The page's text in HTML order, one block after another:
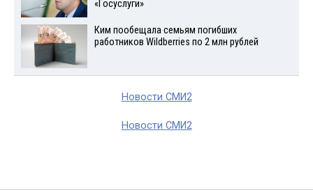
«Госуслуги»
Ким пообещала семьям погибших
работников Wildberries по 2 млн рублей
Новости СМИ2
Новости СМИ2